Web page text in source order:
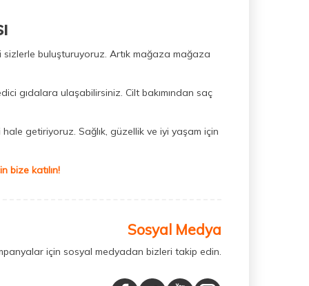
sizlerle buluşturuyoruz. Artık mağaza mağaza
gıdalara ulaşabilirsiniz. Cilt bakımından saç
getiriyoruz. Sağlık, güzellik ve iyi yaşam için
bize katılın!
Sosyal Medya
için sosyal medyadan bizleri takip edin.